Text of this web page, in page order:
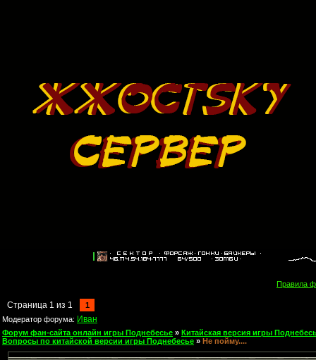
Правила
Страница 1 из 1
1
Модератор форума: Иван
Форум фан-сайта онлайн игры Поднебесье » Китайская версия игры
Вопросы по китайской версии игры Поднебесье » Не пойму....